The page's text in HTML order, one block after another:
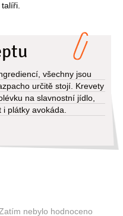
všechny jsou
určitě stojí. Krevety
na slavnostní jídlo,
i plátky avokáda.
nebylo hodnoceno